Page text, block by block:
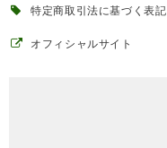
特定商取引法に基づく表記
オフィシャルサイト